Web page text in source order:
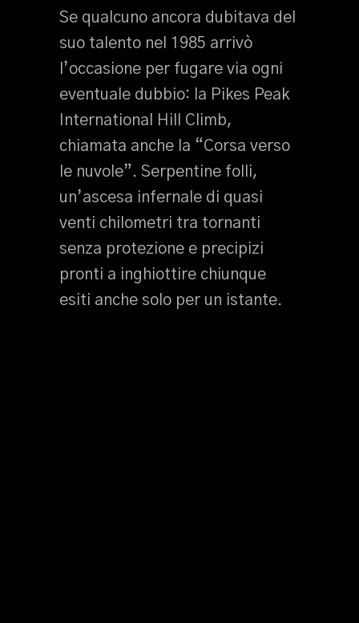
Se qualcuno ancora dubitava del
suo talento nel 1985 arrivò
l’occasione per fugare via ogni
eventuale dubbio: la Pikes Peak
International Hill Climb,
chiamata anche la “Corsa verso
le nuvole”. Serpentine folli,
un’ascesa infernale di quasi
venti chilometri tra tornanti
senza protezione e precipizi
pronti a inghiottire chiunque
esiti anche solo per un istante.